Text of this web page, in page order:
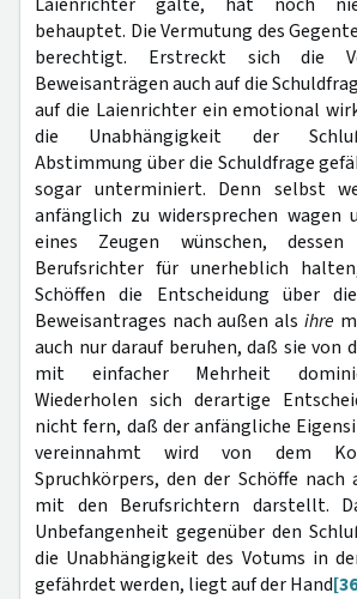
behauptet. Die Vermutung des
berechtigt. Erstreckt sich die
Beweisanträgen auch auf die
auf die Laienrichter ein emotional
die Unabhängigkeit der
Abstimmung über die Schuldfrage
sogar unterminiert. Denn selbst
anfänglich zu widersprechen wagen
eines Zeugen wünschen,
Berufsrichter für unerheblich
Schöffen die Entscheidung über
Beweisantrages nach außen als ihre
auch nur darauf beruhen, daß sie von
mit einfacher Mehrheit
Wiederholen sich derartige
nicht fern, daß der anfängliche
vereinnahmt wird von dem
Spruchkörpers, den der Schöffe nach
mit den Berufsrichtern darstellt.
Unbefangenheit gegenüber den
die Unabhängigkeit des Votums in
gefährdet werden, liegt auf der Hand